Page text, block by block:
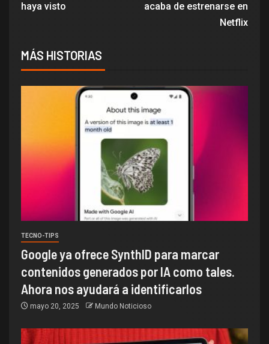
haya visto
acaba de estrenarse en
Netflix
MÁS HISTORIAS
TECNO-TIPS
Google ya ofrece SynthID para marcar
contenidos generados por IA como tales.
Ahora nos ayudará a identificarlos
mayo 20, 2025 Mundo Noticioso